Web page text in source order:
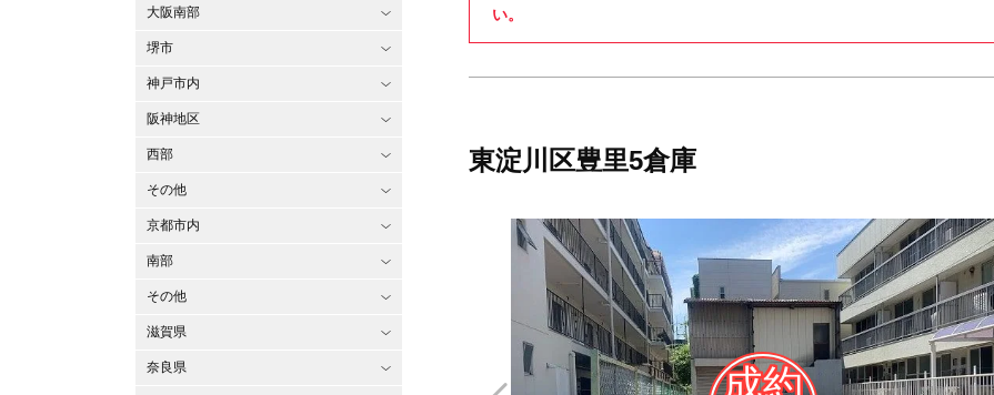
い。
東淀川区豊里5倉庫
大阪南部
堺市
神戸市内
阪神地区
西部
その他
京都市内
南部
その他
滋賀県
奈良県